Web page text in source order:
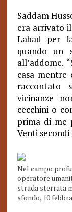
Saddam
era arrivato
Labad per
quando un
all’addome.
casa mentre
vicinanze
cecchini o
prima di me
Venti
Nel campo
operatore
strada sterrata
sfondo, 10